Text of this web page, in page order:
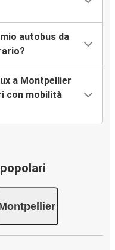
autobus da
a Montpellier
con mobilità